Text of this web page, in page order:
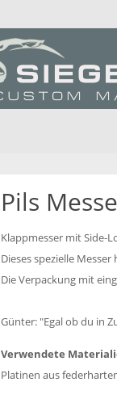
Pils
Klappmesser mit Side-
Dieses spezielle
Die Verpackung mit
Günter: "Egal ob du in
Verwendete
Platinen aus